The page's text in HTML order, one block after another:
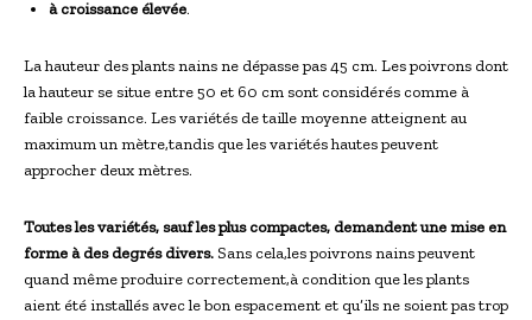
à croissance élevée.
La hauteur des plants nains ne dépasse pas 45 cm. Les poivrons dont
la hauteur se situe entre 50 et 60 cm sont considérés comme à
faible croissance. Les variétés de taille moyenne atteignent au
maximum un mètre,tandis que les variétés hautes peuvent
approcher deux mètres.
Toutes les variétés, sauf les plus compactes, demandent une mise en
forme à des degrés divers. Sans cela,les poivrons nains peuvent
quand même produire correctement,à condition que les plants
aient été installés avec le bon espacement et qu’ils ne soient pas trop